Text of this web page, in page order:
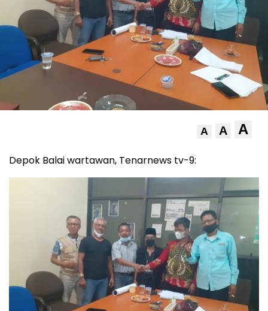
A A A
Depok Balai wartawan, Tenarnews tv-9: